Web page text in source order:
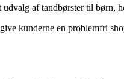
af tandbørster til børn,
kunderne en problemfri